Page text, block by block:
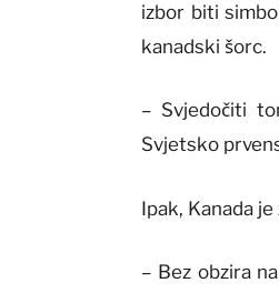
izbor biti
kanadski šorc.
– Svjedočiti
Svjetsko
Ipak, Kanada
– Bez obzira